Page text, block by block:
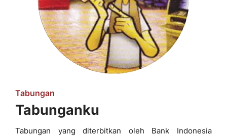
Tabungan
Tabunganku
Tabungan yang diterbitkan oleh Bank Indonesia